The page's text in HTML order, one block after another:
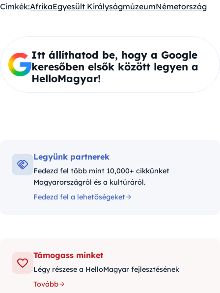
Címkék:AfrikaEgyesült KirályságmúzeumNémetország
Itt állíthatod be, hogy a Google
keresőben elsők között legyen a
HelloMagyar!
Legyünk partnerek
Fedezd fel több mint 10,000+ cikkünket
Magyarországról és a kultúráról.
Fedezd fel a lehetőségeket
Támogass minket
Légy részese a HelloMagyar fejlesztésének
Tovább